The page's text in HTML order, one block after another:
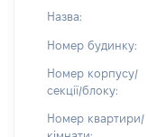
Назва:
Номер будинку:
Номер корпусу/
секції/блоку:
Номер квартири/